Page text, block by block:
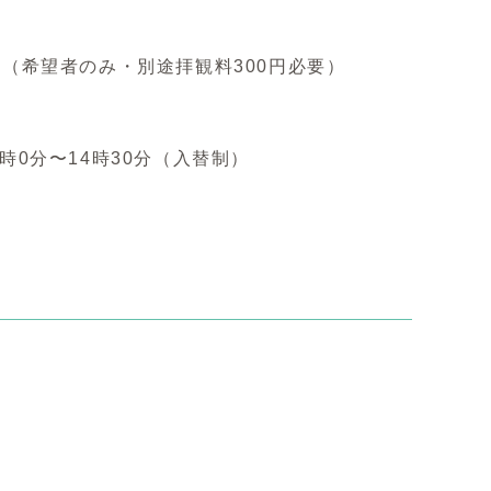
希望者のみ・別途拝観料300円必要）
分〜14時30分（入替制）